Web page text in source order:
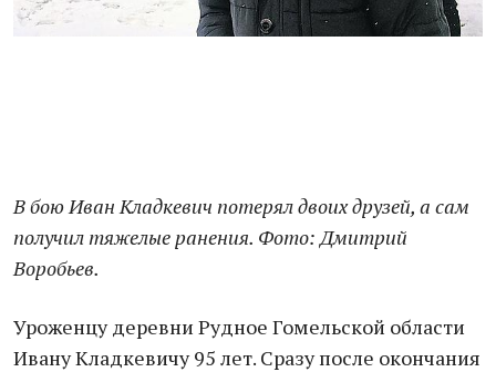
В бою Иван Кладкевич потерял двоих друзей, а сам
получил тяжелые ранения. Фото: Дмитрий
Воробьев.
Уроженцу деревни Рудное Гомельской области
Ивану Кладкевичу 95 лет. Сразу после окончания